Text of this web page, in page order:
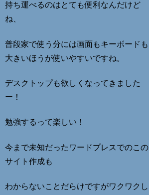
持ち運べるのはとても便利なんだけど
ね、
普段家で使う分には画面もキーボードも
大きいほうが使いやすいですね。
デスクトップも欲しくなってきました
ー！
勉強するって楽しい！
今まで未知だったワードプレスでのこの
サイト作成も
わからないことだらけですがワクワクし